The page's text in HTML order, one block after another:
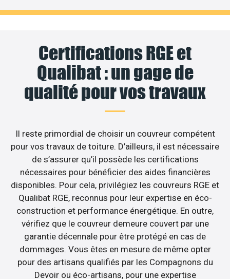
Certifications RGE et
Qualibat : un gage de
qualité pour vos travaux
Il reste primordial de choisir un couvreur compétent
pour vos travaux de toiture. D’ailleurs, il est nécessaire
de s’assurer qu’il possède les certifications
nécessaires pour bénéficier des aides financières
disponibles. Pour cela, privilégiez les couvreurs RGE et
Qualibat RGE, reconnus pour leur expertise en éco-
construction et performance énergétique. En outre,
vérifiez que le couvreur demeure couvert par une
garantie décennale pour être protégé en cas de
dommages. Vous êtes en mesure de même opter
pour des artisans qualifiés par les Compagnons du
Devoir ou éco-artisans, pour une expertise